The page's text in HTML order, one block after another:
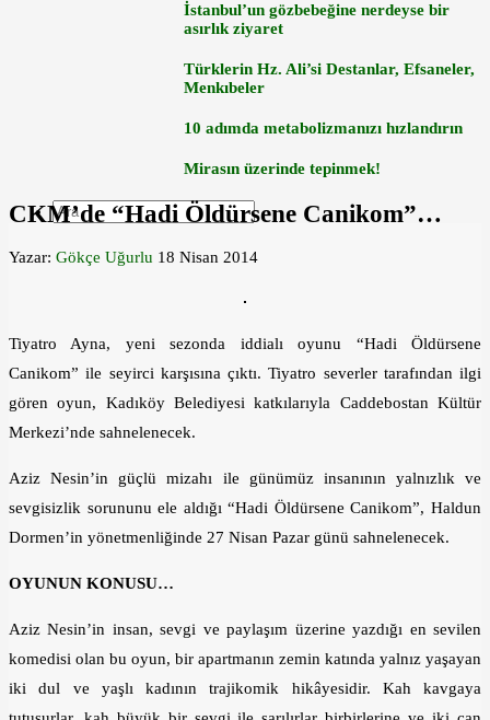
İstanbul’un gözbebeğine nerdeyse bir
asırlık ziyaret
Türklerin Hz. Ali’si Destanlar, Efsaneler,
Menkıbeler
10 adımda metabolizmanızı hızlandırın
Mirasın üzerinde tepinmek!
CKM’de “Hadi Öldürsene Canikom”…
Yazar: Gökçe Uğurlu 18 Nisan 2014
Tiyatro Ayna, yeni sezonda iddialı oyunu “Hadi Öldürsene
Canikom” ile seyirci karşısına çıktı. Tiyatro severler tarafından ilgi
gören oyun, Kadıköy Belediyesi katkılarıyla Caddebostan Kültür
Merkezi’nde sahnelenecek.
Aziz Nesin’in güçlü mizahı ile günümüz insanının yalnızlık ve
sevgisizlik sorununu ele aldığı “Hadi Öldürsene Canikom”, Haldun
Dormen’in yönetmenliğinde 27 Nisan Pazar günü sahnelenecek.
OYUNUN KONUSU…
Aziz Nesin’in insan, sevgi ve paylaşım üzerine yazdığı en sevilen
komedisi olan bu oyun, bir apartmanın zemin katında yalnız yaşayan
iki dul ve yaşlı kadının trajikomik hikâyesidir. Kah kavgaya